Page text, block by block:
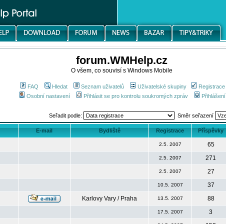
forum.WMHelp.cz
O všem, co souvisí s Windows Mobile
FAQ Hledat Seznam uživatelů Uživatelské skupiny
Registrace
Osobní nastavení
Přihlásit se pro kontrolu soukromých zpráv Přihlášení
Seřadit podle: Směr seřazení
E-mail Bydliště Registrace Příspěvky
2.5. 2007 65
2.5. 2007 271
2.5. 2007 27
10.5. 2007
37
Karlovy Vary / Praha
13.5. 2007 88
17.5. 2007 3